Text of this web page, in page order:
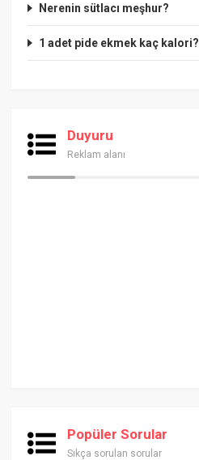
Nerenin sütlacı meşhur?
1 adet pide ekmek kaç kalori?
Duyuru
Reklam alanı
Popüler Sorular
Sıkça sorulan sorular